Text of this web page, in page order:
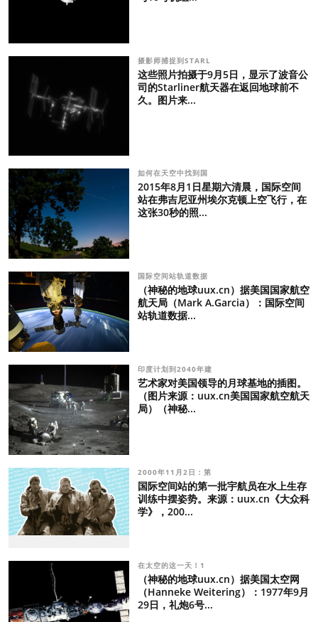
摄影师捕捉到STARL
这些照片拍摄于9月5日，显示了波音公
司的Starliner航天器在返回地球前不
久。图片来...
如何在天空中找到国
2015年8月1日星期六清晨，国际空间
站在弗吉尼亚州埃尔克顿上空飞行，在
这张30秒的照...
国际空间站轨道数据
（神秘的地球uux.cn）据美国国家航空
航天局（Mark A.Garcia）：国际空间
站轨道数据...
印度计划到2040年建
艺术家对美国领导的月球基地的插图。
（图片来源：uux.cn美国国家航空航天
局）（神秘...
2000年11月2日：第
国际空间站的第一批宇航员在水上生存
训练中摆姿势。来源：uux.cn《大众科
学》，200...
在太空的这一天！1
（神秘的地球uux.cn）据美国太空网
（Hanneke Weitering）：1977年9月
29日，礼炮6号...